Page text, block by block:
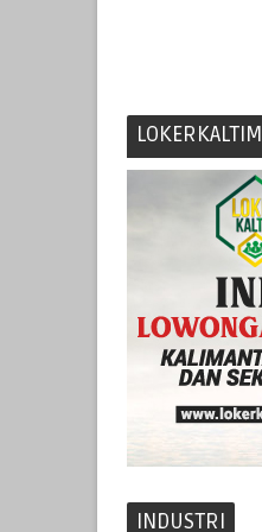
LOKERKALTIM
INDUSTRI